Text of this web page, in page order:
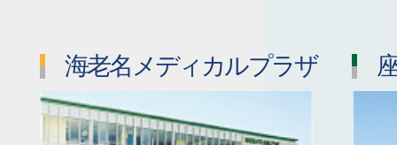
海老名メディカルプラザ